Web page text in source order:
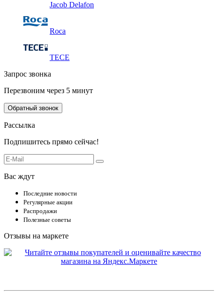
Jacob Delafon
Roca
TECE
Запрос звонка
Перезвоним через 5 минут
Обратный звонок
Рассылка
Подпишитесь прямо сейчас!
Вас ждут
Последние новости
Регулярные акции
Распродажи
Полезные советы
Отзывы на маркете